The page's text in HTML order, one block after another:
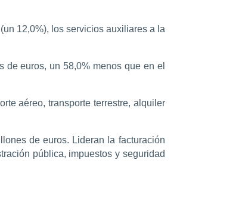
12,0%), los servicios auxiliares a la
de euros, un 58,0% menos que en el
aéreo, transporte terrestre, alquiler
de euros. Lideran la facturación
pública, impuestos y seguridad